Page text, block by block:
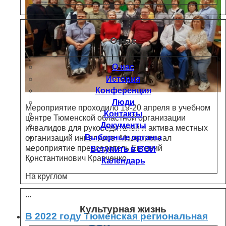
Мероприятие проходило 19-20 апреля в учебном
центре Тюменской областной организации
инвалидов для руководителей и актива местных
организаций инвалидов. Модерировал
мероприятие председатель Евгений
Константинович Кравченко.
На круглом
...
В 2022 году Тюменская региональная
О нас
О нас
История
Конференция
Люди
Контакты
Документы
Выборные органы
Вступить в ВОИ
Календарь
Культурная жизнь